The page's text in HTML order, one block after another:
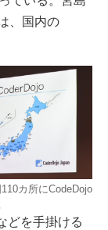
、国内の
カ所にCodeDojo
どを手掛ける